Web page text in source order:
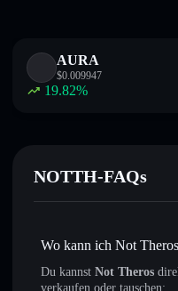
AURA
$0.009947
19.82%
NOTTH-FAQs
Wo kann ich Not
Du kannst Not Theros
verkaufen oder tauschen: